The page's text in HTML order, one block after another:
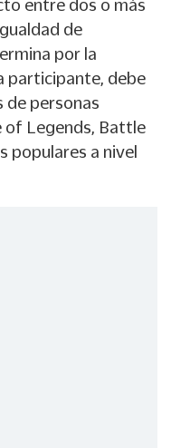
entre dos o más
de
por la
participante, debe
de personas
of Legends, Battle
populares a nivel